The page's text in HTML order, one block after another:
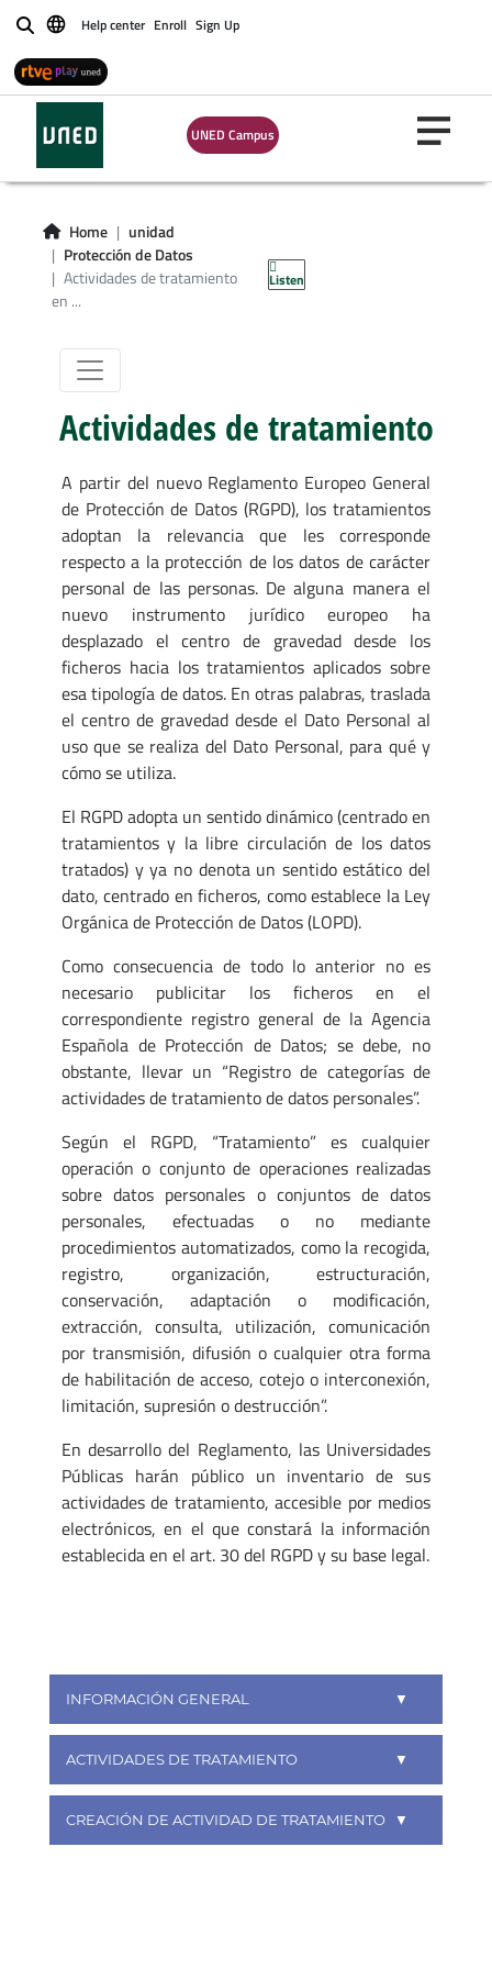
BuscarHelp center Enroll Sign Up
UNED Campus
Home
unidad
Protección de Datos
Actividades de tratamiento
en ...
Listen
Actividades de
tratamiento en la
protección de
datos de la UNED
Actividades de tratamiento
A partir del nuevo Reglamento Europeo General
de Protección de Datos (RGPD), los tratamientos
adoptan la relevancia que les corresponde
respecto a la protección de los datos de carácter
personal de las personas. De alguna manera el
nuevo instrumento jurídico europeo ha
desplazado el centro de gravedad desde los
ficheros hacia los tratamientos aplicados sobre
esa tipología de datos. En otras palabras, traslada
el centro de gravedad desde el Dato Personal al
uso que se realiza del Dato Personal, para qué y
cómo se utiliza.
El RGPD adopta un sentido dinámico (centrado en
tratamientos y la libre circulación de los datos
tratados) y ya no denota un sentido estático del
dato, centrado en ficheros, como establece la Ley
Orgánica de Protección de Datos (LOPD).
Como consecuencia de todo lo anterior no es
necesario publicitar los ficheros en el
correspondiente registro general de la Agencia
Española de Protección de Datos; se debe, no
obstante, llevar un “Registro de categorías de
actividades de tratamiento de datos personales”.
Según el RGPD, “Tratamiento” es cualquier
operación o conjunto de operaciones realizadas
sobre datos personales o conjuntos de datos
personales, efectuadas o no mediante
procedimientos automatizados, como la recogida,
registro, organización, estructuración,
conservación, adaptación o modificación,
extracción, consulta, utilización, comunicación
por transmisión, difusión o cualquier otra forma
de habilitación de acceso, cotejo o interconexión,
limitación, supresión o destrucción”.
En desarrollo del Reglamento, las Universidades
Públicas harán público un inventario de sus
actividades de tratamiento, accesible por medios
electrónicos, en el que constará la información
establecida en el art. 30 del RGPD y su base legal.
INFORMACIÓN GENERAL
ACTIVIDADES DE TRATAMIENTO
CREACIÓN DE ACTIVIDAD DE TRATAMIENTO